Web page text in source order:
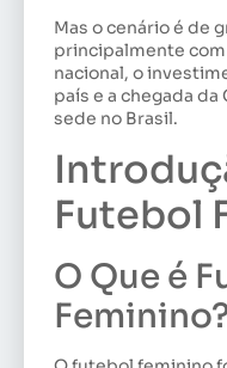
Mas o cenário é de
principalmente
nacional, o
país e a chegada
sede no Brasil.
Futebol
O Que é